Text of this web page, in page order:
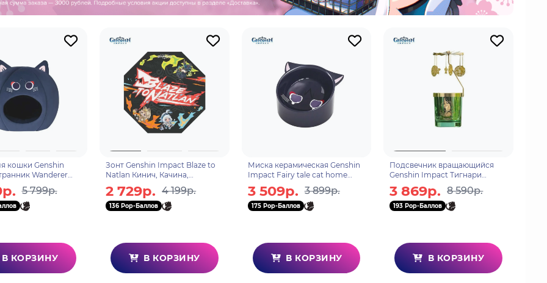
кошки Genshin
Wanderer
28311
5 799р.
В КОРЗИНУ
Зонт Genshin Impact Blaze to
Natlan Кинич, Качина,
2 729р. 4 199р.
136 Pop-Баллов
В КОРЗИНУ
Миска керамическая Genshin
Impact Fairy tale cat home
3 509р. 3 899р.
175 Pop-Баллов
В КОРЗИНУ
Подсвечник вращающийся
Genshin Impact Тигнари
свечой 6976525001720
3 869р. 8 590р.
193 Pop-Баллов
В КОРЗИНУ